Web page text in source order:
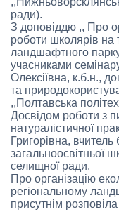
ради).
З доповіддю ,, Про
роботи школярів на
ландшафтного
учасниками
Олексіївна, к.б.н.,
та
,,Полтавська
Досвідом роботи з
натуралістичної
Григорівна, вчитель
загальноосвітньої
селищної ради.
Про організацію
регіональному
присутнім